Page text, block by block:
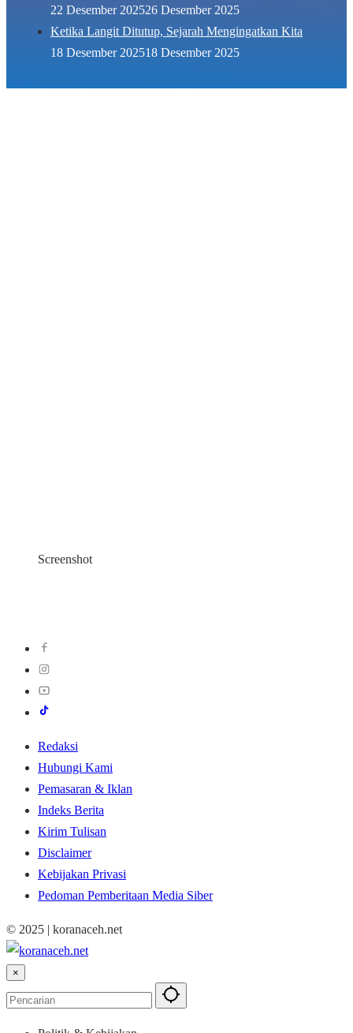
22 Desember 202526 Desember 2025
Ketika Langit Ditutup, Sejarah Mengingatkan Kita
18 Desember 202518 Desember 2025
Screenshot
Redaksi
Hubungi Kami
Pemasaran & Iklan
Indeks Berita
Kirim Tulisan
Disclaimer
Kebijakan Privasi
Pedoman Pemberitaan Media Siber
© 2025 | koranaceh.net
×